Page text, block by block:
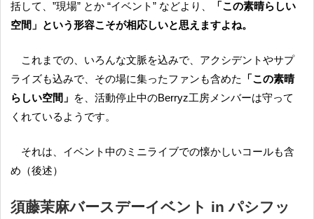
括して、”現場” とか “イベント” などより、
「この素晴らしい
空間」という形容こそが相応しいと思えますよね。
これまでの、いろんな文脈を込みで、アクシデントやサプ
ライズも込みで、その場に集ったファンも含めた
「この素晴
らしい空間」 を、活動停止中のBerryz工房メンバーは守って
くれているようです。
それは、イベント中のミニライブでの懐かしいコールも含
め（後述）
須藤茉麻バースデーイベント in パシフッ